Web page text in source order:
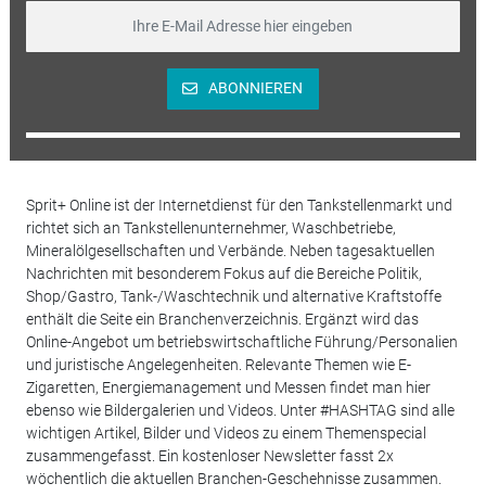
ABONNIEREN
Sprit+ Online ist der Internetdienst für den Tankstellenmarkt und
richtet sich an Tankstellenunternehmer, Waschbetriebe,
Mineralölgesellschaften und Verbände. Neben tagesaktuellen
Nachrichten mit besonderem Fokus auf die Bereiche Politik,
Shop/Gastro, Tank-/Waschtechnik und alternative Kraftstoffe
enthält die Seite ein Branchenverzeichnis. Ergänzt wird das
Online-Angebot um betriebswirtschaftliche Führung/Personalien
und juristische Angelegenheiten. Relevante Themen wie E-
Zigaretten, Energiemanagement und Messen findet man hier
ebenso wie Bildergalerien und Videos. Unter #HASHTAG sind alle
wichtigen Artikel, Bilder und Videos zu einem Themenspecial
zusammengefasst. Ein kostenloser Newsletter fasst 2x
wöchentlich die aktuellen Branchen-Geschehnisse zusammen.